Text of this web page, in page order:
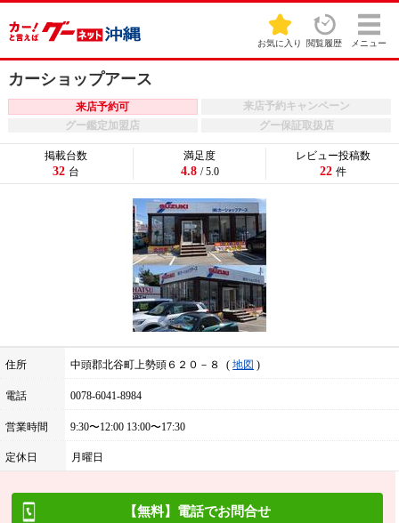
お気に入り 閲覧履歴 メニュー
カーショップアース
来店予約可
来店予約キャンペーン
グー鑑定加盟店
グー保証取扱店
住所 中頭郡北谷町上勢頭６２０－８ 地図
電話 0078-6041-8984
営業時間 9:30〜12:00 13:00〜17:30
定休日 月曜日
掲載台数
32 台
満足度
4.8 / 5.0
レビュー投稿数
22 件
【無料】電話でお問合せ